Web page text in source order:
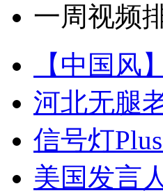
一周视频
【中国风
河北无腿
信号灯
美国发言